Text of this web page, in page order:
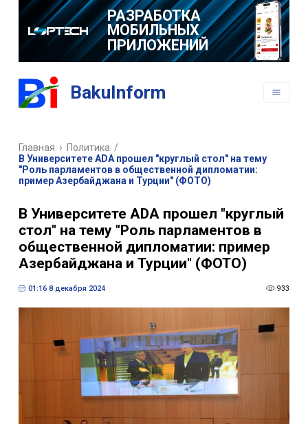
РАЗРАБОТКА
МОБИЛЬНЫХ
ПРИЛОЖЕНИЙ
BakuInform
Главная Политика /
В Университете АDА прошел "круглый стол" на тему
"Роль парламентов в общественной дипломатии:
пример Азербайджана и Турции" (ФОТО)
В Университете АDА прошел "круглый
стол" на тему "Роль парламентов в
общественной дипломатии: пример
Азербайджана и Турции" (ФОТО)
01:16 8 декабря 2024 933